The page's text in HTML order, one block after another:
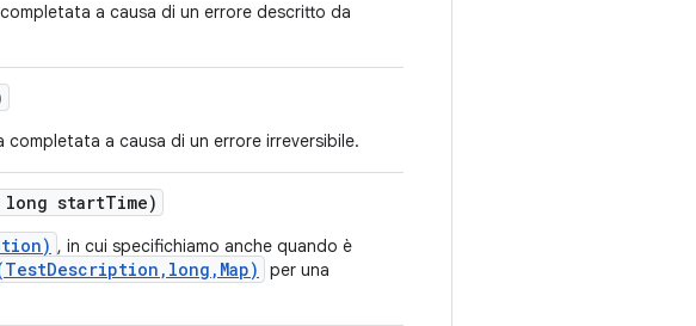
a causa di un errore descritto da
a causa di un errore irreversibile.
long startTime)
, in cui specifichiamo anche quando è
per una